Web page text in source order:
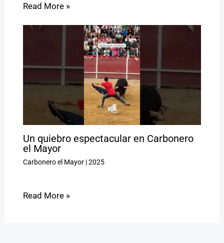
Read More »
Un quiebro espectacular en Carbonero
el Mayor
Carbonero el Mayor|2025
Read More »